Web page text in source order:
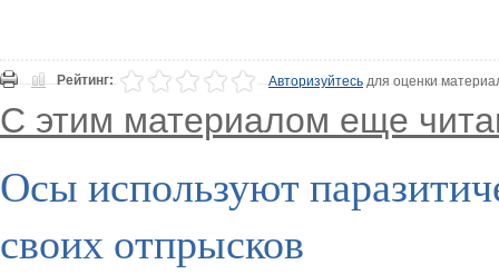
Рейтинг: Авторизуйтесьдля оценки
С этим материалом еще
Осы используют
своих отпрысков